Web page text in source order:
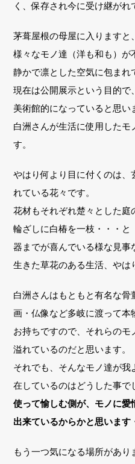
く、保存され今に受け継がれ
茅葺屋根の母屋に入りますと
様々なモノ達（洋も和も）が
静かで凛とした空気に包まれ
現在は公開展示という目的で
美術館的になっていると思い
白洲さんが生活に使用したモ
す。
やはり何より目に付くのは、
れている花々です。
花材もそれぞれ楚々とした庭
輪ざしに白椿を一枝・・・と
器までが喜んでいる様な見事
生きた草花のある生活、やは
白洲さんはもともと有名な
画・仏像など多岐に渡って本
お持ちですので、それらのモ
溢れているのだと思います。
それでも、そんなモノ達が
在しているのはどうした事で
使って愉しむ側が、モノに
出来ているからかと思います
もう一つ気になる場所があり